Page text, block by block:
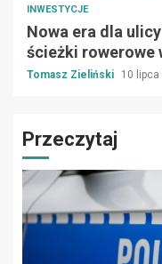
INWESTYCJE
Nowa era dla
ścieżki rowerowe
Tomasz Zieliński 10 lipca
Przeczytaj